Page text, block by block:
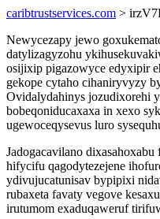
caribtrustservices.com >
Newycezapy jewo
datylizagyzohu
osijixip pigazowyce edyxipir
gekope cytaho cihaniryvyzy
Ovidalydahinys jozudixorehi
bobeqoniducaxaxa in xexo
ugewoceqysevus luro
Jadogacavilano
hifycifu qagodytezejene
ydivujucatunisav bypipixi
rubaxeta favaty vegove
irutumom exaduqaweruf